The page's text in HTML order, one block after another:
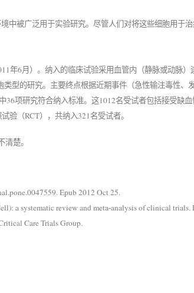
中被广泛用于实验研究。尽管人们对将这些细胞用于
年6月）。纳入的临床试验采用血管内（静脉或动脉
型的研究。主要终点根据近期事件（急性输注毒性
36项研究符合纳入标准。这1012名受试者包括接受缺
验（RCT），共纳入321名受试者。
楚。
Epub 2012 Oct 25.
a systematic review and meta-analysis of clinical
Care Trials Group.